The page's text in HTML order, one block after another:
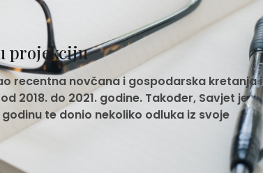
projekciju
recentna novčana i gospodarska kretanja i
2018. do 2021. godine. Također, Savjet je
te donio nekoliko odluka iz svoje